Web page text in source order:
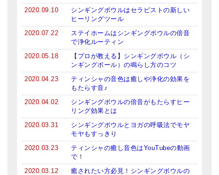
亡命チベット人尼僧のお守り・チャーム
チベット・マントラ・ヒーリングCD
ギフトラッピング
シンギングボウル講座
倍音呼吸法レッスン
中級講座
上級講座
ビギナー講師・養成講座
2020.09.10
シンギングボウルはセラピストの新しい
ヒーリングツール
2020.07.22
ステイホームはシンギングボウルの倍音
で浄化ルーティン
2020.05.18
【プロが教える】シンギングボウル（シ
ンギングボール）の鳴らし方のコツ
2020.04.23
ティンシャの音色は癒しや浄化の効果を
もたらす音♪
2020.04.02
シンギングボウルの倍音がもたらすヒー
リング効果とは
2020.03.31
シンギングボウルとヨガの呼吸法でモヤ
モヤもすっきり
2020.03.23
ティンシャの癒し音色はYouTubeの動画
で！
2020.03.12
癒されたい方必見！シンギングボウルの